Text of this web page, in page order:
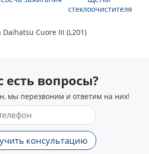
стеклоочистителя
Cuore III (L201)
есть вопросы?
мы перезвоним и ответим на них!
консультацию